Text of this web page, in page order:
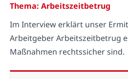
Thema: Arbeitszeitbetrug
Im Interview erklärt unser
Arbeitgeber Arbeitszeitbetrug
Maßnahmen rechtssicher sind.